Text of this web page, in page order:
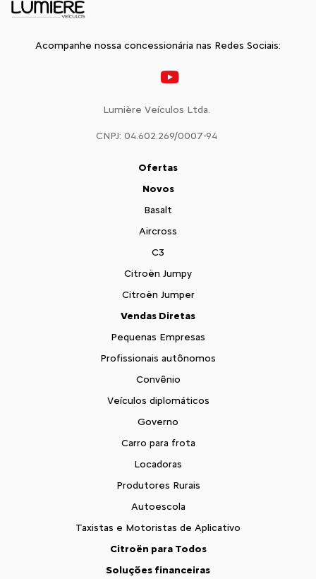
Acompanhe nossa concessionária nas Redes Sociais:
Lumière Veículos Ltda.
CNPJ: 04.602.269/0007-94
Ofertas
Novos
Basalt
Aircross
C3
Citroën Jumpy
Citroën Jumper
Vendas Diretas
Pequenas Empresas
Profissionais autônomos
Convênio
Veículos diplomáticos
Governo
Carro para frota
Locadoras
Produtores Rurais
Autoescola
Taxistas e Motoristas de Aplicativo
Citroën para Todos
Soluções financeiras